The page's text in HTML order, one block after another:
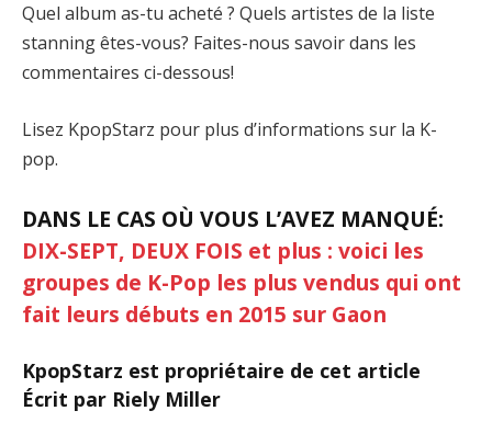
Quel album as-tu acheté ? Quels artistes de la liste
stanning êtes-vous? Faites-nous savoir dans les
commentaires ci-dessous!
Lisez KpopStarz pour plus d’informations sur la K-
pop.
DANS LE CAS OÙ VOUS L’AVEZ MANQUÉ:
DIX-SEPT, DEUX FOIS et plus : voici les
groupes de K-Pop les plus vendus qui ont
fait leurs débuts en 2015 sur Gaon
KpopStarz est propriétaire de cet article
Écrit par Riely Miller